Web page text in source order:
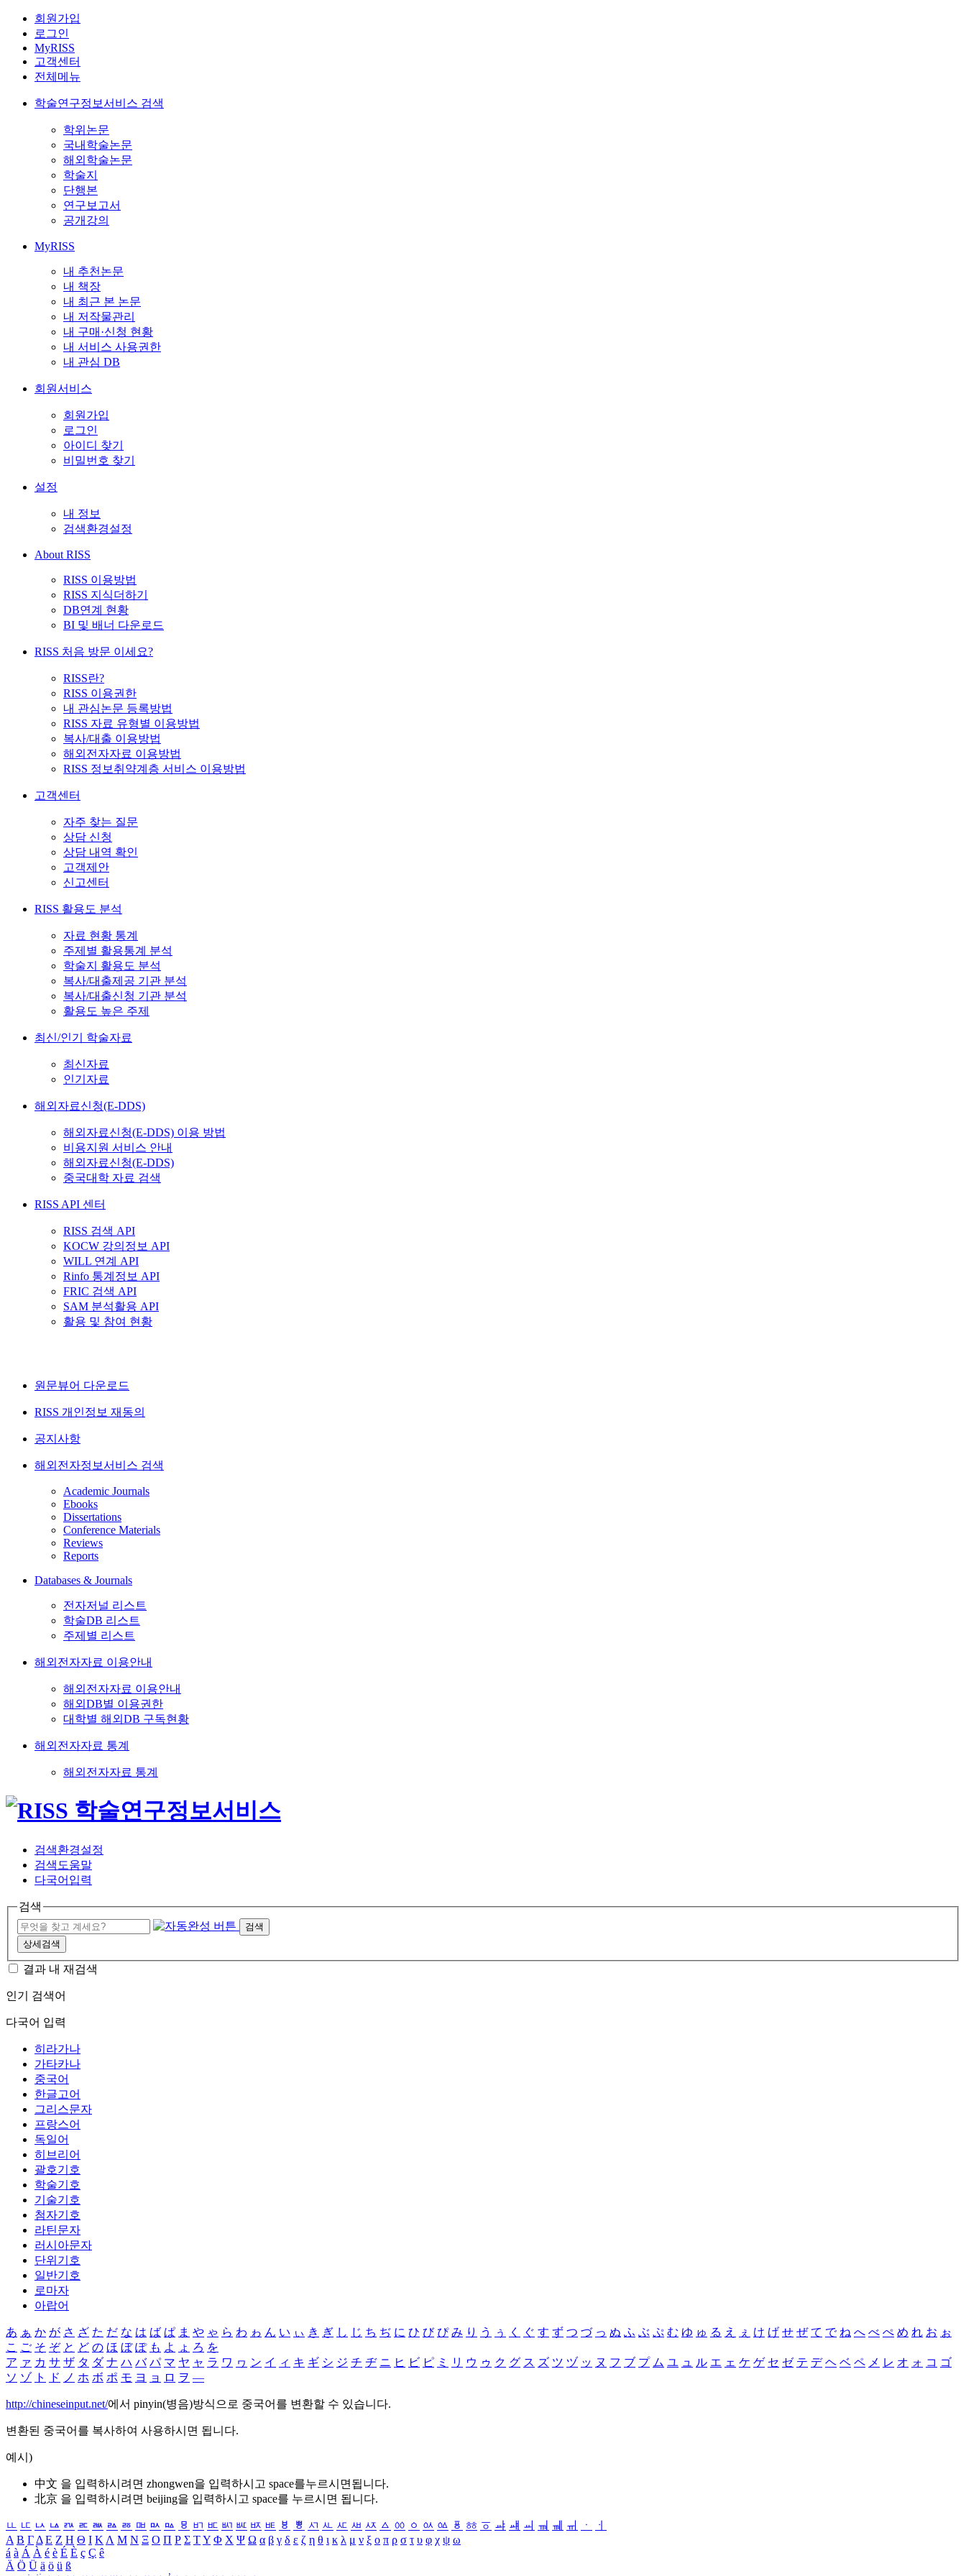
회원가입
로그인
MyRISS
고객센터
전체메뉴
학술연구정보서비스 검색
학위논문
국내학술논문
해외학술논문
학술지
단행본
연구보고서
공개강의
MyRISS
내 추천논문
내 책장
내 최근 본 논문
내 저작물관리
내 구매·신청 현황
내 서비스 사용권한
내 관심 DB
회원서비스
회원가입
로그인
아이디 찾기
비밀번호 찾기
설정
내 정보
검색환경설정
About RISS
RISS 이용방법
RISS 지식더하기
DB연계 현황
BI 및 배너 다운로드
RISS 처음 방문 이세요?
RISS란?
RISS 이용권한
내 관심논문 등록방법
RISS 자료 유형별 이용방법
복사/대출 이용방법
해외전자자료 이용방법
RISS 정보취약계층 서비스 이용방법
고객센터
자주 찾는 질문
상담 신청
상담 내역 확인
고객제안
신고센터
RISS 활용도 분석
자료 현황 통계
주제별 활용통계 분석
학술지 활용도 분석
복사/대출제공 기관 분석
복사/대출신청 기관 분석
활용도 높은 주제
최신/인기 학술자료
최신자료
인기자료
해외자료신청(E-DDS)
해외자료신청(E-DDS) 이용 방법
비용지원 서비스 안내
해외자료신청(E-DDS)
중국대학 자료 검색
RISS API 센터
RISS 검색 API
KOCW 강의정보 API
WILL 연계 API
Rinfo 통계정보 API
FRIC 검색 API
SAM 분석활용 API
활용 및 참여 현황
원문뷰어 다운로드
RISS 개인정보 재동의
공지사항
해외전자정보서비스 검색
Academic Journals
Ebooks
Dissertations
Conference Materials
Reviews
Reports
Databases & Journals
전자저널 리스트
학술DB 리스트
주제별 리스트
해외전자자료 이용안내
해외전자자료 이용안내
해외DB별 이용권한
대학별 해외DB 구독현황
해외전자자료 통계
해외전자자료 통계
검색환경설정
검색도움말
다국어입력
검색
검색
상세검색
결과 내 재검색
인기 검색어
다국어 입력
히라가나
가타카나
중국어
한글고어
그리스문자
프랑스어
독일어
히브리어
괄호기호
학술기호
기술기호
첨자기호
라틴문자
러시아문자
단위기호
일반기호
로마자
아랍어
あ ぁ か が さ ざ た だ な は ば ぱ ま や ゃ ら わ ゎ ん い ぃ き ぎ し じ ち ぢ に ひ び ぴ み り う ぅ く ぐ す ず つ づ っ ぬ ふ ぶ ぷ む ゆ ゅ る え ぇ け げ せ ぜ て で ね へ べ ぺ め れ お ぉ
こ ご そ ぞ と ど の ほ ぼ ぽ も よ ょ ろ を
ア ァ カ サ ザ タ ダ ナ ハ バ パ マ ヤ ャ ラ ワ ヮ ン イ ィ キ ギ シ ジ チ ヂ ニ ヒ ビ ピ ミ リ ウ ゥ ク グ ス ズ ツ ヅ ッ ヌ フ ブ プ ム ユ ュ ル エ ェ ケ ゲ セ ゼ テ デ ヘ ベ ペ メ レ オ ォ コ ゴ
ソ ゾ ト ド ノ ホ ボ ポ モ ヨ ョ ロ ヲ ―
http://chineseinput.net/에서 pinyin(병음)방식으로 중국어를 변환할 수 있습니다.
변환된 중국어를 복사하여 사용하시면 됩니다.
예시)
中文 을 입력하시려면 zhongwen을 입력하시고 space를누르시면됩니다.
北京 을 입력하시려면 beijing을 입력하시고 space를 누르시면 됩니다.
ㅥ ㅦ ㅧ ㅨ ㅩ ㅪ ㅫ ㅬ ㅭ ㅮ ㅯ ㅰ ㅱ ㅲ ㅳ ㅴ ㅵ ㅶ ㅷ ㅸ ㅹ ㅺ ㅻ ㅼ ㅽ ㅾ ㅿ ㆀ ㆁ ㆂ ㆃ ㆄ ㆅ ㆆ ㆇ ㆈ ㆉ ㆊ ㆋ ㆌ ㆍ
ㆎ
Α Β ΓΔ Ε Ζ Η Θ Ι ΚΛ Μ Ν Ξ Ο Π Ρ Σ ΤΥ Φ Χ Ψ Ω α β γ δ ε ζ η θ ι κ λ μ ν ξ ο π ρ σ τ υ φ χ ψ ω
á à Á À é è É È ç Ç ê
Ä Ö Ü ä ö ü ß